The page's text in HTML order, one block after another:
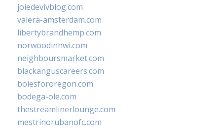
joiedevivblog.com
valera-amsterdam.com
libertybrandhemp.com
norwoodinnwi.com
neighboursmarket.com
blackanguscareers.com
bolesfororegon.com
bodega-ole.com
thestreamlinerlounge.com
mestrinorubanofc.com